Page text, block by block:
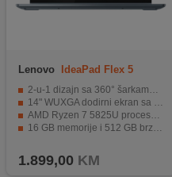
Lenovo
IdeaPad Flex 5
14ABR8, 82XX00HGSC
2-u-1 dizajn sa 360° šarkama za fleksibilnu upotrebu
14" WUXGA dodirni ekran sa dobrim prikazom boja
AMD Ryzen 7 5825U procesor za snažne performanse
16 GB memorije i 512 GB brzi SSD
1.899,00 KM